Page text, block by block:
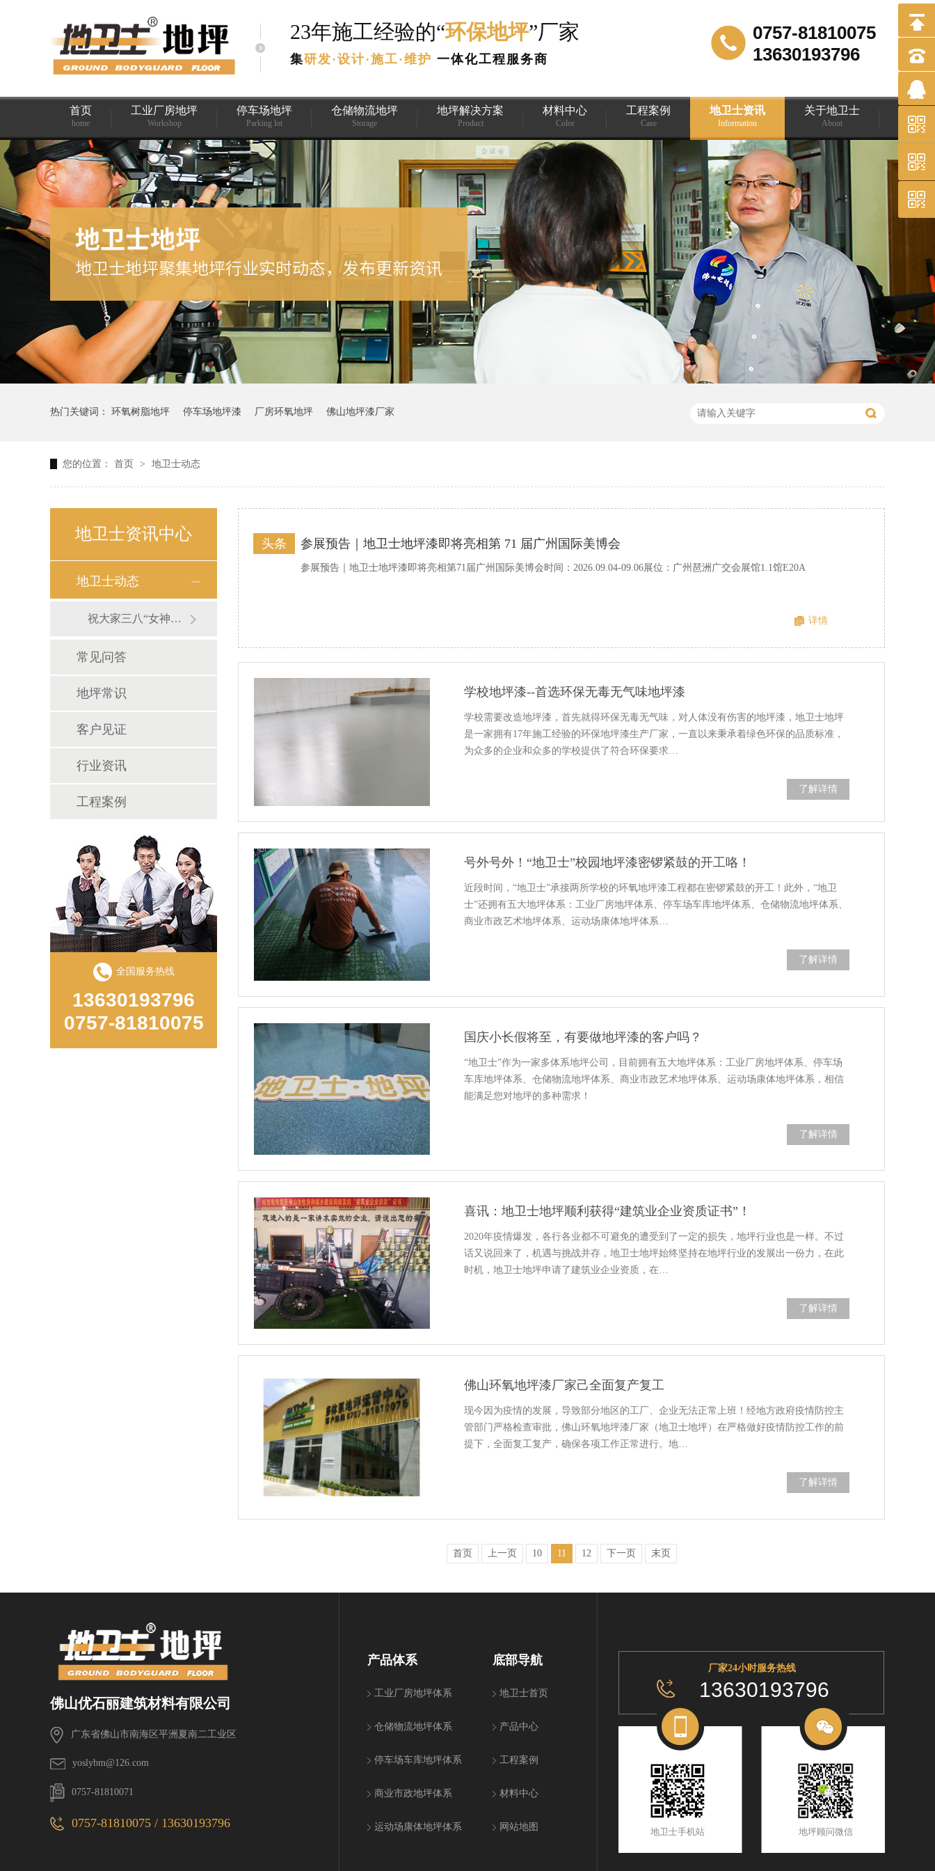
23年施工经验的“环保地坪”厂家
集研发·设计·施工·维护 一体化工程服务商
0757-81810075
13630193796
首页
home
工业厂房地坪
Workshop
停车场地坪
Parking lot
仓储物流地坪
Storage
地坪解决方案
Product
材料中心
Color
工程案例
Case
地卫士资讯
Information
关于地卫士
About
热门关键词： 环氧树脂地坪 停车场地坪漆 厂房环氧地坪 佛山地坪漆厂家
您的位置： 首页 > 地卫士动态
地卫士资讯中心
地卫士动态
祝大家三八“女神节”快乐！—地卫士地坪福利篇
常见问答
地坪常识
客户见证
行业资讯
工程案例
全国服务热线
13630193796
0757-81810075
参展预告｜地卫士地坪漆即将亮相第 71 届广州国际美博会
头条
参展预告｜地卫士地坪漆即将亮相第71届广州国际美博会时间：2026.09.04-09.06展位：广州琶洲广交会展馆1.1馆E20A
详情
学校地坪漆--首选环保无毒无气味地坪漆
学校需要改造地坪漆，首先就得环保无毒无气味，对人体没有伤害的地坪漆，地卫士地坪
是一家拥有17年施工经验的环保地坪漆生产厂家，一直以来秉承着绿色环保的品质标准，
为众多的企业和众多的学校提供了符合环保要求…
了解详情
号外号外！“地卫士”校园地坪漆密锣紧鼓的开工咯！
近段时间，“地卫士”承接两所学校的环氧地坪漆工程都在密锣紧鼓的开工！此外，“地卫
士”还拥有五大地坪体系：工业厂房地坪体系、停车场车库地坪体系、仓储物流地坪体系、
商业市政艺术地坪体系、运动场康体地坪体系…
了解详情
国庆小长假将至，有要做地坪漆的客户吗？
“地卫士”作为一家多体系地坪公司，目前拥有五大地坪体系：工业厂房地坪体系、停车场
车库地坪体系、仓储物流地坪体系、商业市政艺术地坪体系、运动场康体地坪体系，相信
能满足您对地坪的多种需求！
了解详情
喜讯：地卫士地坪顺利获得“建筑业企业资质证书”！
2020年疫情爆发，各行各业都不可避免的遭受到了一定的损失，地坪行业也是一样。不过
话又说回来了，机遇与挑战并存，地卫士地坪始终坚持在地坪行业的发展出一份力，在此
时机，地卫士地坪申请了建筑业企业资质，在…
了解详情
佛山环氧地坪漆厂家己全面复产复工
现今因为疫情的发展，导致部分地区的工厂、企业无法正常上班！经地方政府疫情防控主
管部门严格检查审批，佛山环氧地坪漆厂家（地卫士地坪）在严格做好疫情防控工作的前
提下，全面复工复产，确保各项工作正常进行。地…
了解详情
首页 上一页 10 11 12 下一页 末页
佛山优石丽建筑材料有限公司
广东省佛山市南海区平洲夏南二工业区
yoslybm@126.com
0757-81810071
0757-81810075 / 13630193796
产品体系
工业厂房地坪体系
仓储物流地坪体系
停车场车库地坪体系
商业市政地坪体系
运动场康体地坪体系
底部导航
地卫士首页
产品中心
工程案例
材料中心
网站地图
厂家24小时服务热线
13630193796
地卫士手机站 地坪顾问微信